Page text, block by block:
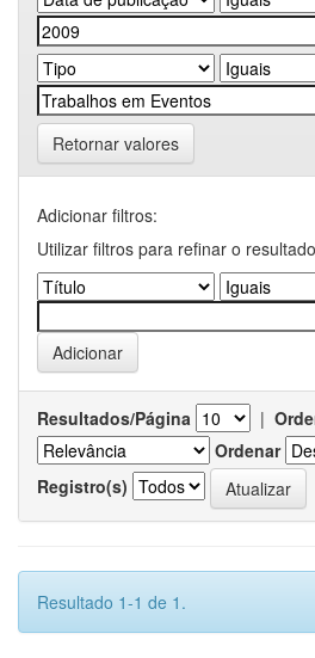
Retornar valores
Adicionar filtros:
Utilizar filtros para refinar o
Resultados/Página |
Ordenar
Registro(s)
Resultado 1-1 de 1.